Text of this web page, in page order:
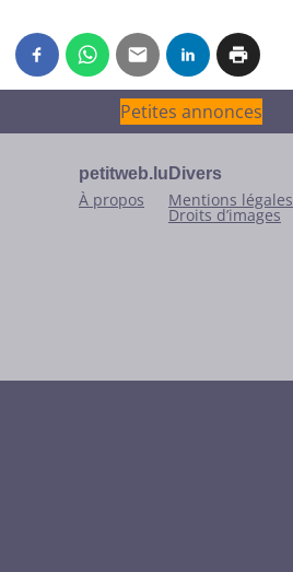
Petites annonces
Petites annonces
petitweb.lu
À propos
Divers
Mentions légales
Droits d’images